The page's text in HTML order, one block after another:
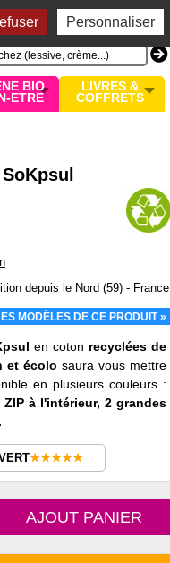
Personnaliser
MON PANIER
0 article
BIO
ETRE
LIVRES &
COFFRETS
depuis le Nord (59) - France
MODÈLES DE CE PRODUIT »
en coton recyclées de
et écolo saura vous mettre
en plusieurs couleurs :
ZIP à l'intérieur, 2 grandes
★★★★★